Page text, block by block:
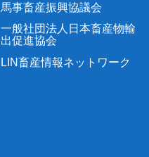
馬事畜産振興協議会
一般社団法人日本畜産物輸
出促進協会
LIN畜産情報ネットワーク